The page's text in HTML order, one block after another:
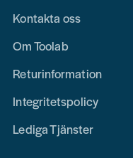
Kontakta oss
Om Toolab
Returinformation
Integritetspolicy
Lediga Tjänster